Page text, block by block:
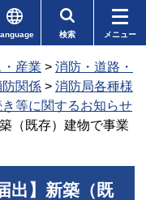
検索 メニュー
・産業 > 消防・道路・
防関係 > 消防局各種様
等に関するお知らせ
（既存）建物で事業
出】新築（既